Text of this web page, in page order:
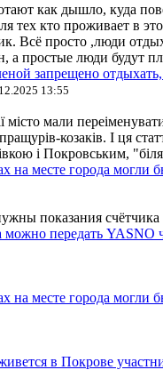
как дышло, куда
тех кто проживает в
Всё просто ,люди
а простые люди будут
запрещено
13:55
місто мали
козаків. І ця
і Покровським,
на месте города могли
показания
можно передать YASNO
на месте города могли
в Покрове